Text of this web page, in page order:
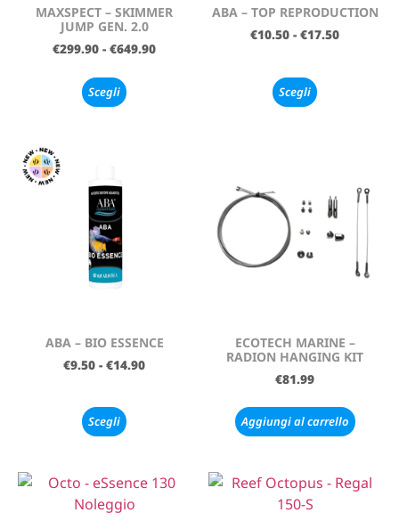
MAXSPECT – SKIMMER
JUMP GEN. 2.0
€299.90 - €649.90
Scegli
ABA – TOP REPRODUCTION
€10.50 - €17.50
Scegli
ABA – BIO ESSENCE
€9.50 - €14.90
Scegli
ECOTECH MARINE –
RADION HANGING KIT
€81.99
Aggiungi al carrello